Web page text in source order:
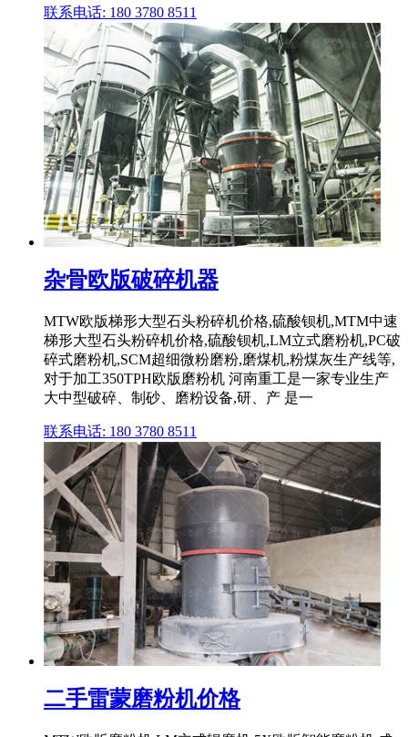
联系电话: 180 3780 8511
杂骨欧版破碎机器
MTW欧版梯形大型石头粉碎机价格,硫酸钡机,MTM中速
梯形大型石头粉碎机价格,硫酸钡机,LM立式磨粉机,PC破
碎式磨粉机,SCM超细微粉磨粉,磨煤机,粉煤灰生产线等,
对于加工350TPH欧版磨粉机 河南重工是一家专业生产
大中型破碎、制砂、磨粉设备,研、产 是一
联系电话: 180 3780 8511
二手雷蒙磨粉机价格